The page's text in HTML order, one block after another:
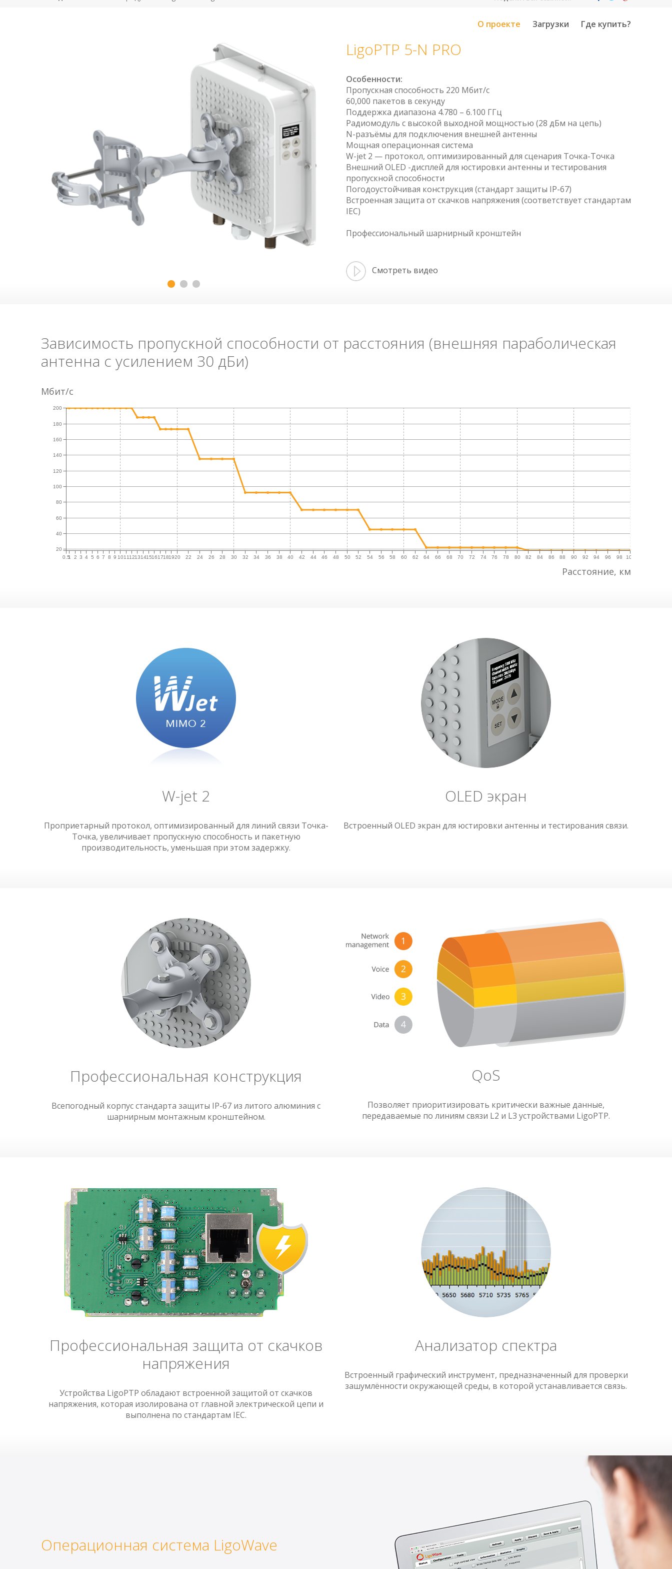
Программное
обеспечение
О проекте Загрузки Где купить?
LigoPTP 5-N PRO
Особенности:​
Пропускная способность 220 Мбит/с
60,000 пакетов в секунду
Поддержка диапазона 4.780 – 6.100 ГГц
Радиомодуль с высокой выходной мощностью (28 дБм на цепь)
N-разъёмы для подключения внешней антенны
Мощная операционная система
W-jet 2 — протокол, оптимизированный для сценария Точка-Точка
Внешний OLED -дисплей для юстировки антенны и тестирования
пропускной способности
Погодоустойчивая конструкция (стандарт защиты IP-67)
Встроенная защита от скачков напряжения (соответствует стандартам
IEC)
Профессиональный шарнирный кронштейн
Смотреть видео
Имя Размер
Документация
LigoPTP 5-N PRO
244KB LigoPTP
Зависимость пропускной способности от расстояния (внешняя параболическая
антенна с усилением 30 дБи)
Мбит/c
0.5
1 2 3 4 5 6 7 8 9 1011121314151617181920 22 24 26 28 30 32 34 36 38 40 42 44 46 48 50 52 54 56 58 60 62 64 66 68 70 72 74 76 78 80 82 84 86 88 90 92 94 96 98 100
20
40
60
80
100
120
140
160
180
200
Расстояние, км
W-jet 2
Проприетарный протокол, оптимизированный для линий связи Точка-
Точка, увеличивает пропускную способность и пакетную
производительность, уменьшая при этом задержку.
OLED экран
Встроенный OLED экран для юстировки антенны и тестирования связи.
Профессиональная конструкция
Всепогодный корпус стандарта защиты IP-67 из литого алюминия с
шарнирным монтажным кронштейном.
QoS
Позволяет приоритизировать критически важные данные,
передаваемые по линиям связи L2 и L3 устройствами LigoPTP.
Профессиональная защита от скачков
напряжения
Устройства LigoPTP обладают встроенной защитой от скачков
напряжения, которая изолирована от главной электрической цепи и
выполнена по стандартам IEC.
Анализатор спектра
Встроенный графический инструмент, предназначенный для проверки
зашумлённости окружающей среды, в которой устанавливается связь.
Операционная система LigoWave